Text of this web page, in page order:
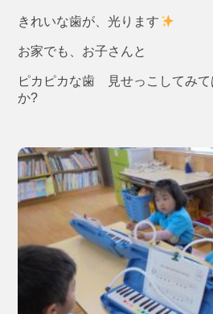
きれいな歯が、光ります
お家でも、お子さんと
ピカピカな歯 見せっこしてみ
か?